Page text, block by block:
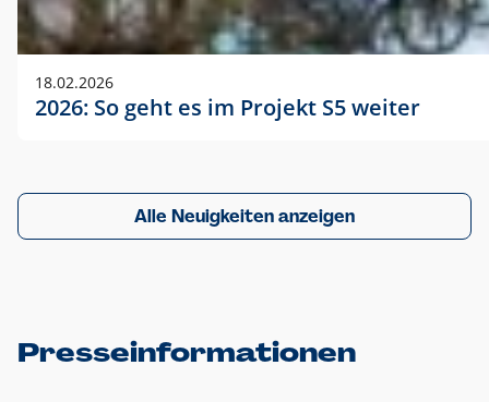
18.02.2026
2026: So geht es im Projekt S5 weiter
Alle Neuigkeiten anzeigen
Presseinformationen